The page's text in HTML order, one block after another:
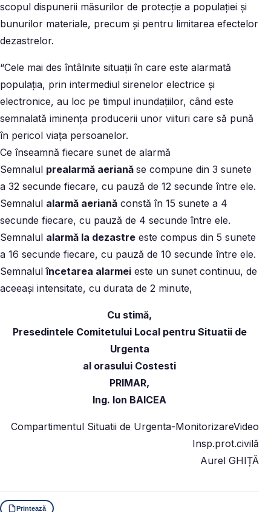
scopul dispunerii măsurilor de protecție a populației și
bunurilor materiale, precum și pentru limitarea efectelor
dezastrelor.
“Cele mai des întâlnite situații în care este alarmată
populația, prin intermediul sirenelor electrice și
electronice, au loc pe timpul inundațiilor, când este
semnalată iminența producerii unor viituri care să pună
în pericol viața persoanelor.
Ce înseamnă fiecare sunet de alarmă
Semnalul prealarmă aeriană se compune din 3 sunete
a 32 secunde fiecare, cu pauză de 12 secunde între ele.
Semnalul alarmă aeriană constă în 15 sunete a 4
secunde fiecare, cu pauză de 4 secunde între ele.
Semnalul alarmă la dezastre este compus din 5 sunete
a 16 secunde fiecare, cu pauză de 10 secunde între ele.
Semnalulîncetarea alarmei este un sunet continuu, de
aceeași intensitate, cu durata de 2 minute,
Cu stimă,
Presedintele Comitetului Local pentru Situatii de
Urgenta
al orasului Costesti
PRIMAR,
Ing. Ion BAICEA
Compartimentul Situatii de Urgenta-MonitorizareVideo
Insp.prot.civilă
Aurel GHIȚĂ
Printează